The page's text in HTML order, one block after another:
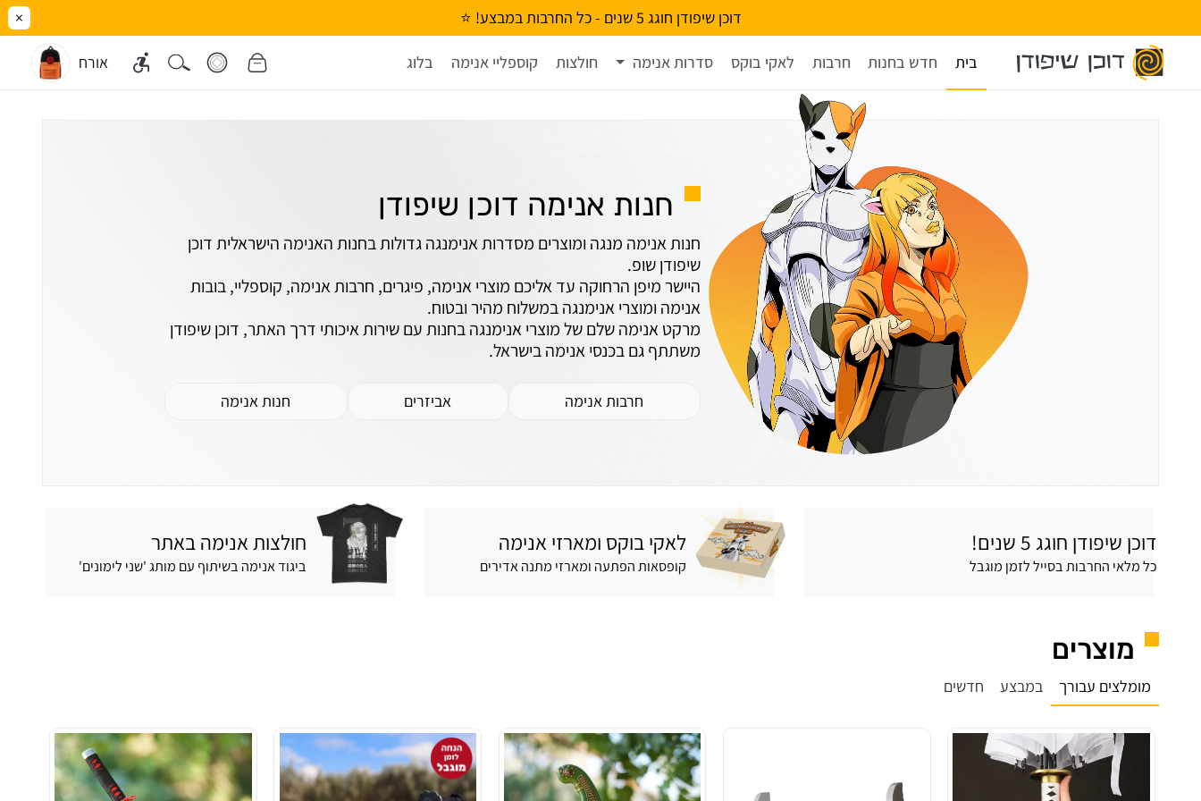
דוכן שיפודן חוגג 5 שנים - כל החרבות במבצע! ⭐ ×
בית חדש בחנות חרבות לאקי בוקס סדרות אנימה חולצות קוספליי אנימה בלוג אורח
חנות אנימה דוכן שיפודן
חנות אנימה מנגה ומוצרים מסדרות אנימנגה גדולות בחנות האנימה הישראלית דוכן
שיפודן שופ.
היישר מיפן הרחוקה עד אליכם מוצרי אנימה, פיגרים, חרבות אנימה, קוספליי, בובות
אנימה ומוצרי אנימנגה במשלוח מהיר ובטוח.
מרקט אנימה שלם של מוצרי אנימנגה בחנות עם שירות איכותי דרך האתר, דוכן שיפודן
משתתף גם בכנסי אנימה בישראל.
חרבות אנימה אביזרים חנות אנימה
דוכן שיפודן חוגג 5 שנים!
כל מלאי החרבות בסייל לזמן מוגבל
לאקי בוקס ומארזי אנימה
קופסאות הפתעה ומארזי מתנה אדירים
חולצות אנימה באתר
ביגוד אנימה בשיתוף עם מותג 'שני לימונים'
מוצרים
מומלצים עבורך במבצע חדשים